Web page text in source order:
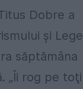
Dobre a
și
săptămâna
„Îi rog pe toţi